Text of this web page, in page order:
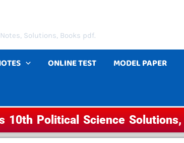
Solutions, Books pdf.
ONLINE TEST MODEL PAPER
10th Political Science